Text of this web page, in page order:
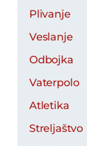
Plivanje
Veslanje
Odbojka
Vaterpolo
Atletika
Streljaštvo